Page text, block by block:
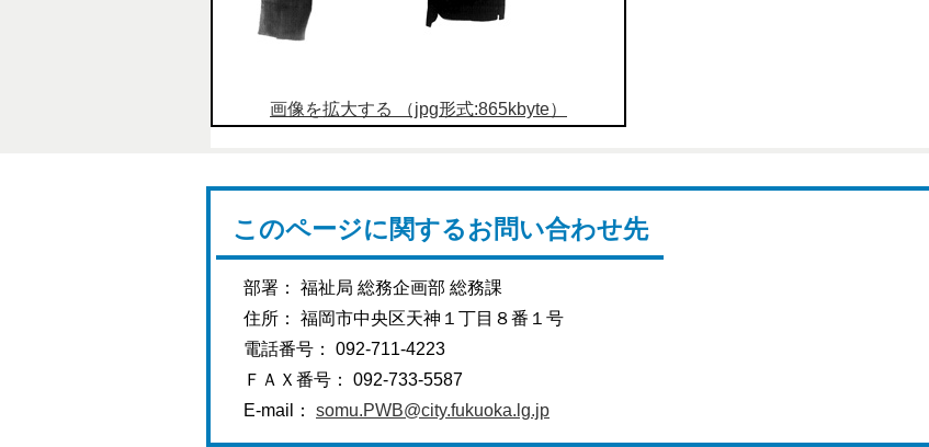
画像を拡大する （jpg形式:865kbyte）
このページに関するお問い合わせ先
部署： 福祉局 総務企画部 総務課
住所： 福岡市中央区天神１丁目８番１号
電話番号： 092-711-4223
ＦＡＸ番号： 092-733-5587
E-mail： somu.PWB@city.fukuoka.lg.jp